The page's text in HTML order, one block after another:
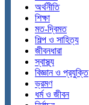
অর্থনীতি
শিক্ষা
মত-দ্বিমত
শিল্প ও সাহিত্য
জীবনধারা
স্বাস্থ্য
বিজ্ঞান ও প্রযুক্তি
ভ্রমণ
ধর্ম ও জীবন